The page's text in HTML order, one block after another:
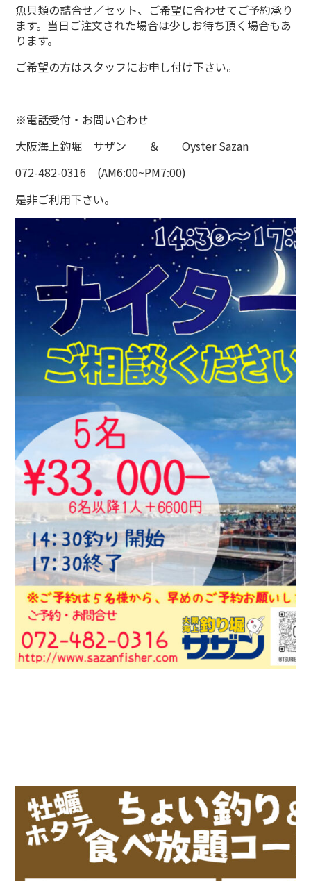
魚貝類の詰合せ／セット、ご希望に合わせてご予約承り
ます。当日ご注文された場合は少しお待ち頂く場合もあ
ります。
ご希望の方はスタッフにお申し付け下さい。
※電話受付・お問い合わせ
大阪海上釣堀 サザン ＆ Oyster Sazan
072-482-0316 (AM6:00~PM7:00)
是非ご利用下さい。